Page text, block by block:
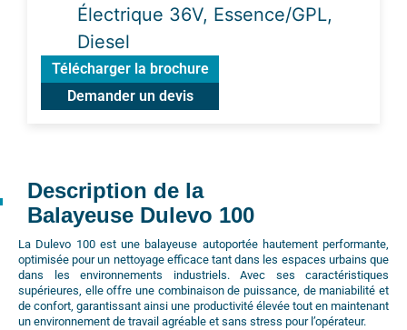
Électrique 36V, Essence/GPL,
Diesel
Télécharger la brochure
Demander un devis
Description de la
Balayeuse Dulevo 100
La Dulevo 100est une balayeuse autoportée hautement performante,
optimisée pour un nettoyage efficace tant dans les espaces urbains que
dans les environnements industriels. Avec ses caractéristiques
supérieures, elle offre une combinaison de puissance, de maniabilité et
de confort, garantissant ainsi une productivité élevée tout en maintenant
un environnement de travail agréable et sans stress pour l’opérateur.